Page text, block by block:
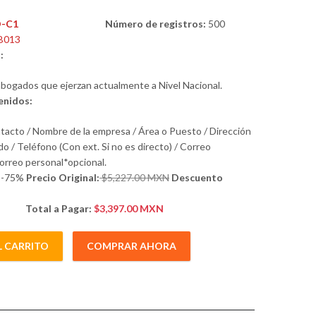
C1 Número de registros: 500
que ejerzan actualmente a Nivel Nacional.
/ Nombre de la empresa / Área o Puesto / Dirección
/ Teléfono (Con ext. Si no es directo) / Correo
personal*opcional.
75% Precio Original: $5,227.00 MXN Descuento
Total a Pagar: $3,397.00 MXN
actualmente a Nivel Nacional. cantidad
CARRITO COMPRAR AHORA